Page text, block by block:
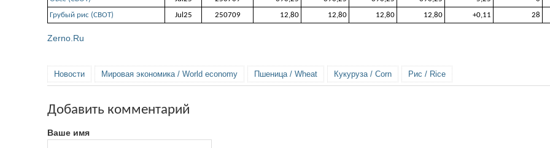
Грубый рис (CBOT)
Jul25 250709 12,80 12,80 12,80 12,80 +0,11 28
Zerno.Ru
Новости Мировая экономика / World economy Пшеница / Wheat Кукуруза / Corn Рис / Rice
Добавить комментарий
Ваше имя